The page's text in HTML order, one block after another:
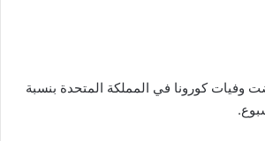
وفيات كورونا في المملكة المتحدة بنسبة